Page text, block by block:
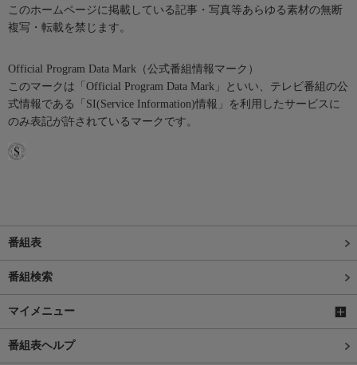
このホームページに掲載している記事・写真等あらゆる素材の無断
複写・転載を禁じます。
Official Program Data Mark（公式番組情報マーク）
このマークは「Official Program Data Mark」といい、テレビ番組の公
式情報である「SI(Service Information)情報」を利用したサービスに
のみ表記が許されているマークです。
番組表
番組検索
マイメニュー
番組表ヘルプ